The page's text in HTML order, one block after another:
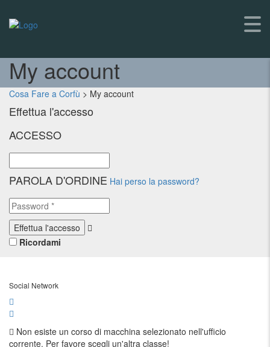
My account
Cosa Fare a Corfù > My account
Effettua l'accesso
ACCESSO
PAROLA D'ORDINE Hai perso la password?
Ricordami
Social Network
Non esiste un corso di macchina selezionato nell'ufficio
corrente. Per favore scegli un'altra classe!